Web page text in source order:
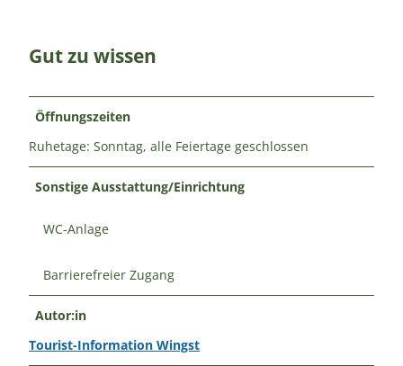
Gut zu wissen
Öffnungszeiten
Ruhetage: Sonntag, alle Feiertage geschlossen
Sonstige Ausstattung/Einrichtung
WC-Anlage
Barrierefreier Zugang
Autor:in
Tourist-Information Wingst